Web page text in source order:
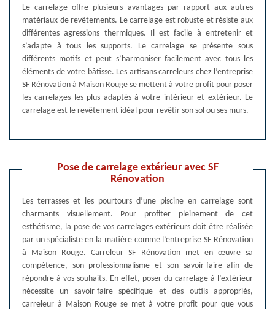
Le carrelage offre plusieurs avantages par rapport aux autres
matériaux de revêtements. Le carrelage est robuste et résiste aux
différentes agressions thermiques. Il est facile à entretenir et
s’adapte à tous les supports. Le carrelage se présente sous
différents motifs et peut s’harmoniser facilement avec tous les
éléments de votre bâtisse. Les artisans carreleurs chez l’entreprise
SF Rénovation à Maison Rouge se mettent à votre profit pour poser
les carrelages les plus adaptés à votre intérieur et extérieur. Le
carrelage est le revêtement idéal pour revêtir son sol ou ses murs.
Pose de carrelage extérieur avec SF
Rénovation
Les terrasses et les pourtours d’une piscine en carrelage sont
charmants visuellement. Pour profiter pleinement de cet
esthétisme, la pose de vos carrelages extérieurs doit être réalisée
par un spécialiste en la matière comme l’entreprise SF Rénovation
à Maison Rouge. Carreleur SF Rénovation met en œuvre sa
compétence, son professionnalisme et son savoir-faire afin de
répondre à vos souhaits. En effet, poser du carrelage à l’extérieur
nécessite un savoir-faire spécifique et des outils appropriés,
carreleur à Maison Rouge se met à votre profit pour que vous